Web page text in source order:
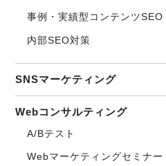
事例・実績型コンテンツSEO
内部SEO対策
SNSマーケティング
Webコンサルティング
A/Bテスト
Webマーケティングセミナー